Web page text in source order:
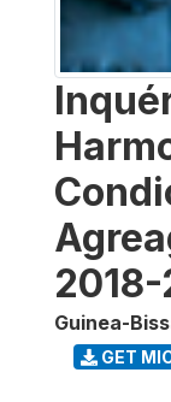
2018-
Guinea-
GET